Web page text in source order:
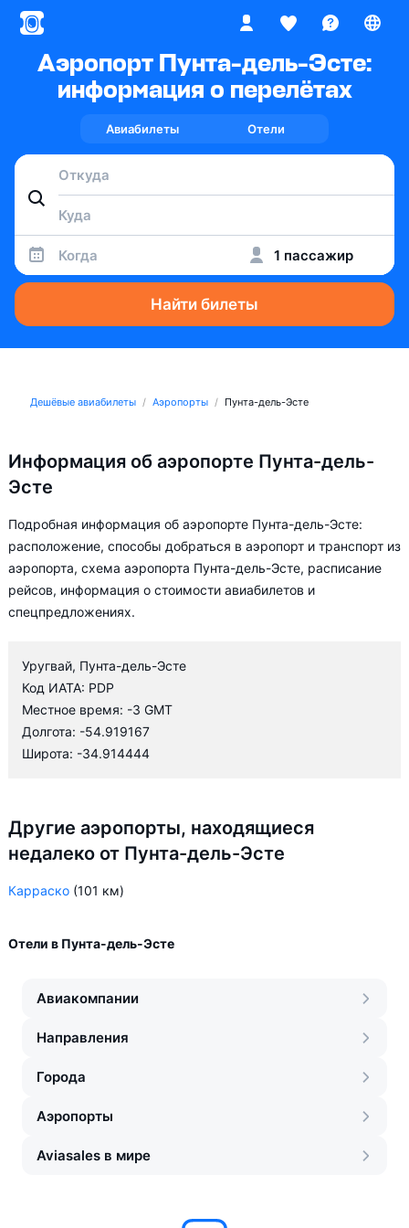
Аэропорт Пунта-дель-Эсте:
информация о перелётах
Авиабилеты Отели
Когда 1 пассажир
Найти билеты
Дешёвые авиабилеты Аэропорты Пунта-дель-Эсте
Информация об аэропорте Пунта-дель-
Эсте
Подробная информация об аэропорте Пунта-дель-Эсте:
расположение, способы добраться в аэропорт и транспорт из
аэропорта, схема аэропорта Пунта-дель-Эсте, расписание
рейсов, информация о стоимости авиабилетов и
спецпредложениях.
Уругвай, Пунта-дель-Эсте
Код ИАТА: PDP
Местное время: -3 GMT
Долгота: -54.919167
Широта: -34.914444
Другие аэропорты, находящиеся
недалеко от Пунта-дель-Эсте
Карраско (101 км)
Отели в Пунта-дель-Эсте
Авиакомпании
Направления
Города
Аэропорты
Aviasales в мире